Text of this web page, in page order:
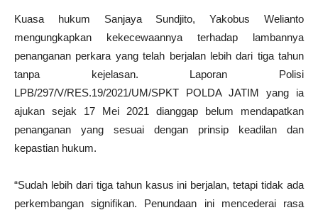
Kuasa hukum Sanjaya Sundjito, Yakobus Welianto
mengungkapkan kekecewaannya terhadap lambannya
penanganan perkara yang telah berjalan lebih dari tiga tahun
tanpa kejelasan. Laporan Polisi
LPB/297/V/RES.19/2021/UM/SPKT POLDA JATIM yang ia
ajukan sejak 17 Mei 2021 dianggap belum mendapatkan
penanganan yang sesuai dengan prinsip keadilan dan
kepastian hukum.
“Sudah lebih dari tiga tahun kasus ini berjalan, tetapi tidak ada
perkembangan signifikan. Penundaan ini mencederai rasa